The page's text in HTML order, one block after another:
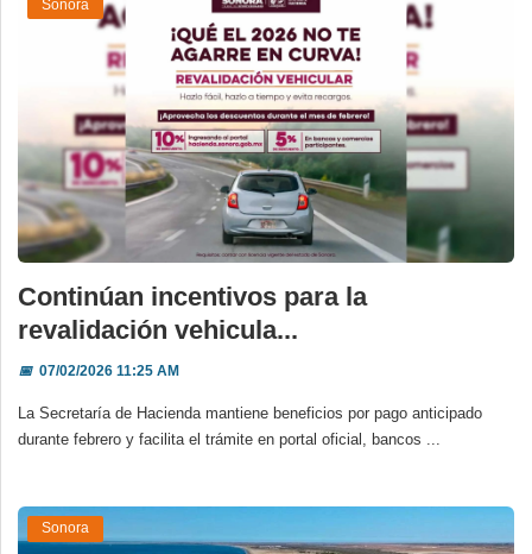
Sonora
Continúan incentivos para la
revalidación vehicula...
📅07/02/2026 11:25 AM
La Secretaría de Hacienda mantiene beneficios por pago anticipado
durante febrero y facilita el trámite en portal oficial, bancos ...
Sonora